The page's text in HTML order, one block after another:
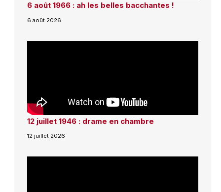
6 août 1966 : ah les belles bacchantes !
6 août 2026
12 juillet 1946 : drame en chambre
12 juillet 2026